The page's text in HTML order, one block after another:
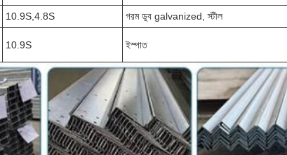
10.9S,4.8S গরম ডুব galvanized, স্টীল
10.9S ইস্পাত